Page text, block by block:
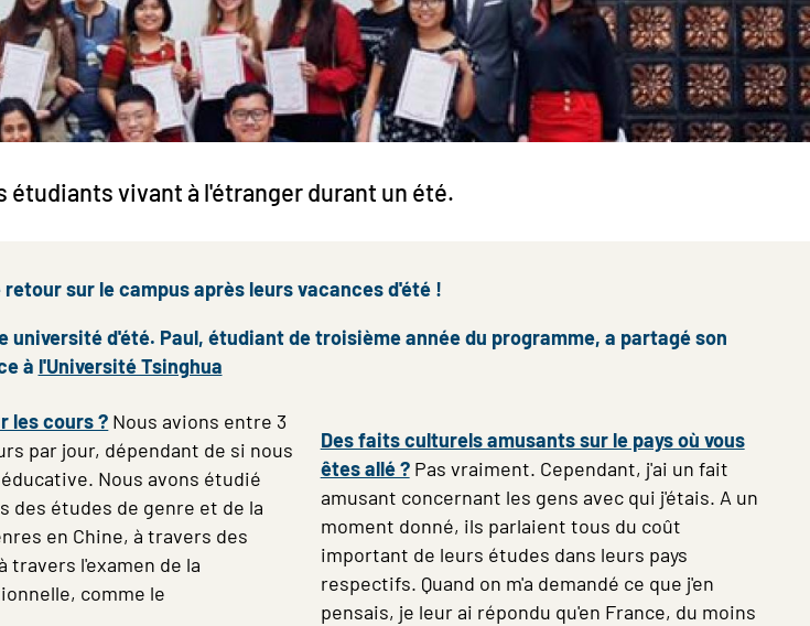
vivant à l'étranger durant un été.
sur le campus après leurs vacances d'été !
d'été. Paul, étudiant de troisième année du programme, a partagé son
à l'Université Tsinghua
les cours ? Nous avions entre 3
par jour, dépendant de si nous
Nous avons étudié
des études de genre et de la
en Chine, à travers des
travers l'examen de la
comme le
Des faits culturels amusants sur le pays où vous
êtes allé ?Pas vraiment. Cependant, j'ai un fait
amusant concernant les gens avec qui j'étais. A un
moment donné, ils parlaient tous du coût
important de leurs études dans leurs pays
respectifs. Quand on m'a demandé ce que j'en
pensais, je leur ai répondu qu'en France, du moins